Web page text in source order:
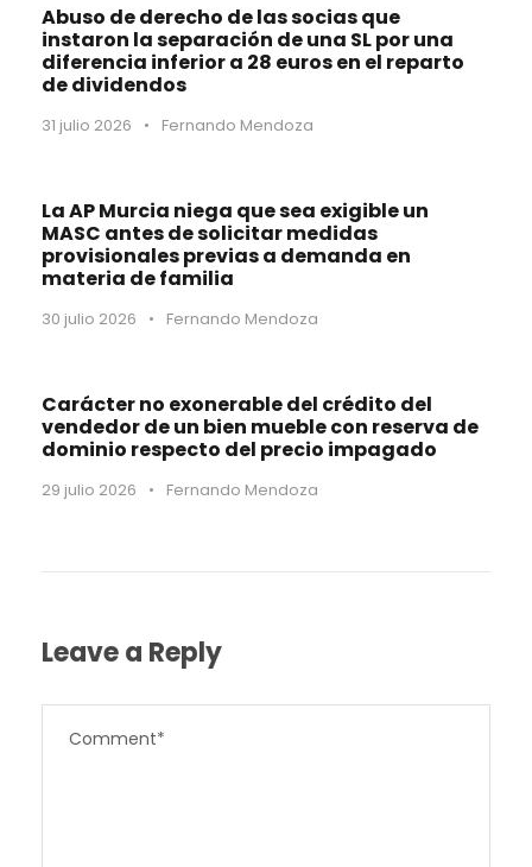
Abuso de derecho de las socias que
instaron la separación de una SL por una
diferencia inferior a 28 euros en el reparto
de dividendos
31 julio 2026 • Fernando Mendoza
La AP Murcia niega que sea exigible un
MASC antes de solicitar medidas
provisionales previas a demanda en
materia de familia
30 julio 2026 • Fernando Mendoza
Carácter no exonerable del crédito del
vendedor de un bien mueble con reserva de
dominio respecto del precio impagado
29 julio 2026 • Fernando Mendoza
Leave a Reply